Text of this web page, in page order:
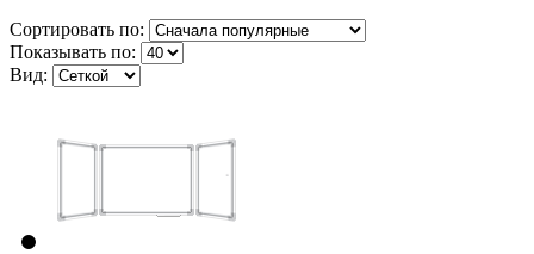
Сортировать по:
Показывать по:
Вид: